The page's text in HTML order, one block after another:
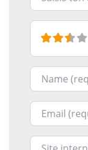
Nom
Courriel
Site internet